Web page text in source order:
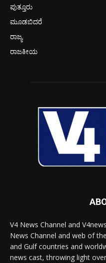
ಪುತ್ತೂರು
ಮೂಡಬಿದರೆ
ರಾಜ್ಯ
ರಾಜಕೀಯ
V4 News Channel and
News Channel and web of
and Gulf countries and
news cast, throwing light